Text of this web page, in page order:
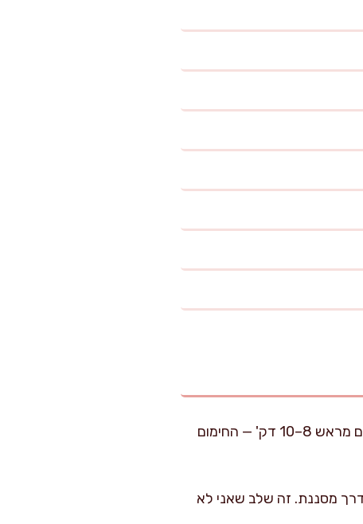
מחממים תנור ל-220 מעלות על מצב טורבו. מניחים תבנית תנור רחבה בפנים כדי שתתחמם מראש 8–10 דק' — החימום
דרך מסננת. זה שלב שאני לא